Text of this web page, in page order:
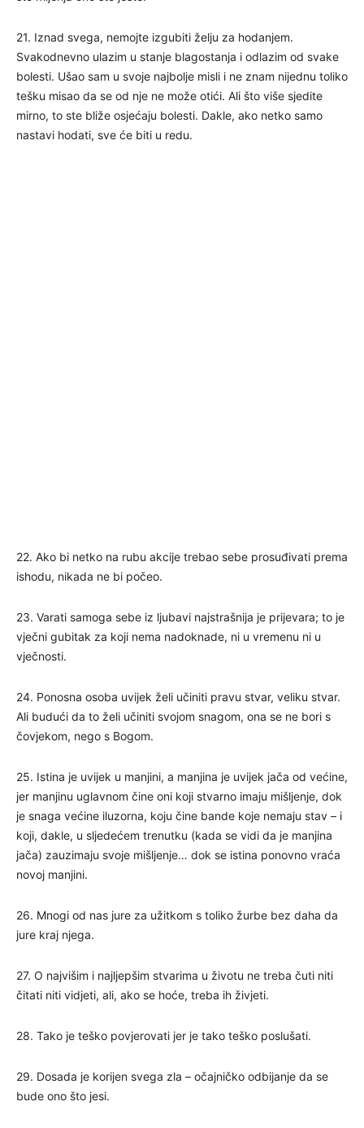
21. Iznad svega, nemojte izgubiti želju za hodanjem.
Svakodnevno ulazim u stanje blagostanja i odlazim od svake
bolesti. Ušao sam u svoje najbolje misli i ne znam nijednu toliko
tešku misao da se od nje ne može otići. Ali što više sjedite
mirno, to ste bliže osjećaju bolesti. Dakle, ako netko samo
nastavi hodati, sve će biti u redu.
22. Ako bi netko na rubu akcije trebao sebe prosuđivati ​​prema
ishodu, nikada ne bi počeo.
23. Varati samoga sebe iz ljubavi najstrašnija je prijevara; to je
vječni gubitak za koji nema nadoknade, ni u vremenu ni u
vječnosti.
24. Ponosna osoba uvijek želi učiniti pravu stvar, veliku stvar.
Ali budući da to želi učiniti svojom snagom, ona se ne bori s
čovjekom, nego s Bogom.
25. Istina je uvijek u manjini, a manjina je uvijek jača od većine,
jer manjinu uglavnom čine oni koji stvarno imaju mišljenje, dok
je snaga većine iluzorna, koju čine bande koje nemaju stav – i
koji, dakle, u sljedećem trenutku (kada se vidi da je manjina
jača) zauzimaju svoje mišljenje… dok se istina ponovno vraća
novoj manjini.
26. Mnogi od nas jure za užitkom s toliko žurbe bez daha da
jure kraj njega.
27. O najvišim i najljepšim stvarima u životu ne treba čuti niti
čitati niti vidjeti, ali, ako se hoće, treba ih živjeti.
28. Tako je teško povjerovati jer je tako teško poslušati.
29. Dosada je korijen svega zla – očajničko odbijanje da se
bude ono što jesi.